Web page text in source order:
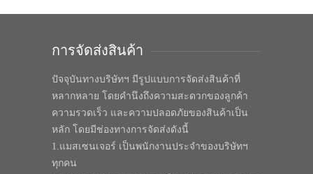
การจัดส่งสินค้า
ปัจจุบันทางบริษัทฯ มีรูปแบบการจัดส่งสินค้าที่
หลากหลาย โดยคำนึงถึงความสะดวกของลูกค้า
ความรวดเร็ว และความปลอดภัยของสินค้าเป็น
หลัก โดยมีช่องทางการจัดส่งดังนี้
1.แมสเซนเจอร์ เป็นพนักงานประจำของบริษัทฯ
ทุกคน